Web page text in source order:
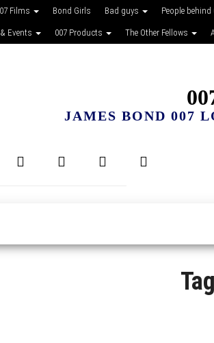
Films Bond Girls Bad guys People behind
Events 007 Products The Other Fellows
JAMES BOND 007